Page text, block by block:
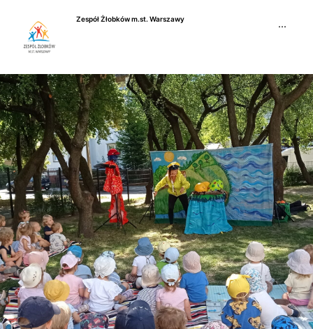
Zespół Żłobków m.st. Warszawy
···